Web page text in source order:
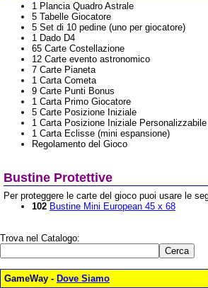
1 Plancia Quadro Astrale
5 Tabelle Giocatore
5 Set di 10 pedine (uno per giocatore)
1 Dado D4
65 Carte Costellazione
12 Carte evento astronomico
7 Carte Pianeta
1 Carta Cometa
9 Carte Punti Bonus
1 Carta Primo Giocatore
5 Carte Posizione Iniziale
1 Carta Posizione Iniziale Personalizzabile
1 Carta Eclisse (mini espansione)
Regolamento del Gioco
Bustine Protettive
Per proteggere le carte del gioco puoi usare le
102 Bustine Mini European 45 x 68
Trova nel Catalogo:
GameWay - Dove Siamo